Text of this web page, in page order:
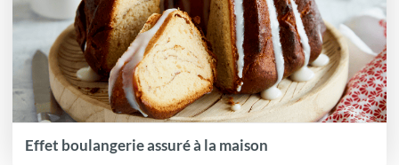
Effet boulangerie assuré à la maison